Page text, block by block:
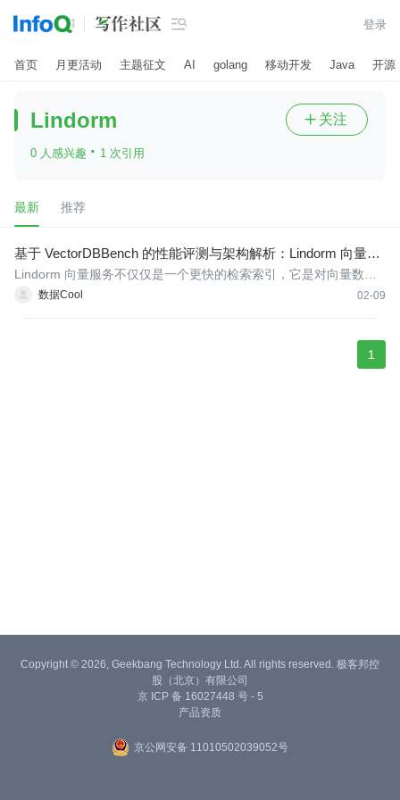
 登录
首页 月更活动 主题征文 AI golang 移动开发 Java 开源
Lindorm
0 人感兴趣 · 1 次引用
 关注
最新 推荐
基于 VectorDBBench 的性能评测与架构解析：Lindorm 向量引
擎的优化实践
数据Cool 02-09
Lindorm 向量服务不仅仅是一个更快的检索索引，它是对向量数据
库底层逻辑的一次重构。通过将高性能检索加速、全架构适配以及
1
Copyright © 2026, Geekbang Technology Ltd. All rights reserved. 极客邦控
股（北京）有限公司
京 ICP 备 16027448 号 - 5
产品资质
京公网安备 11010502039052号